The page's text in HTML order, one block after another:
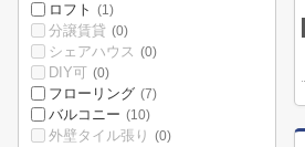
ロフト (1)
分譲賃貸 (0)
シェアハウス (0)
DIY可 (0)
フローリング (7)
バルコニー (10)
外壁タイル張り (0)